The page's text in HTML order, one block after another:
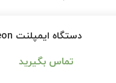
دستگاه ایمپلنت Acteon مدل Piezotome 2
تماس بگیرید